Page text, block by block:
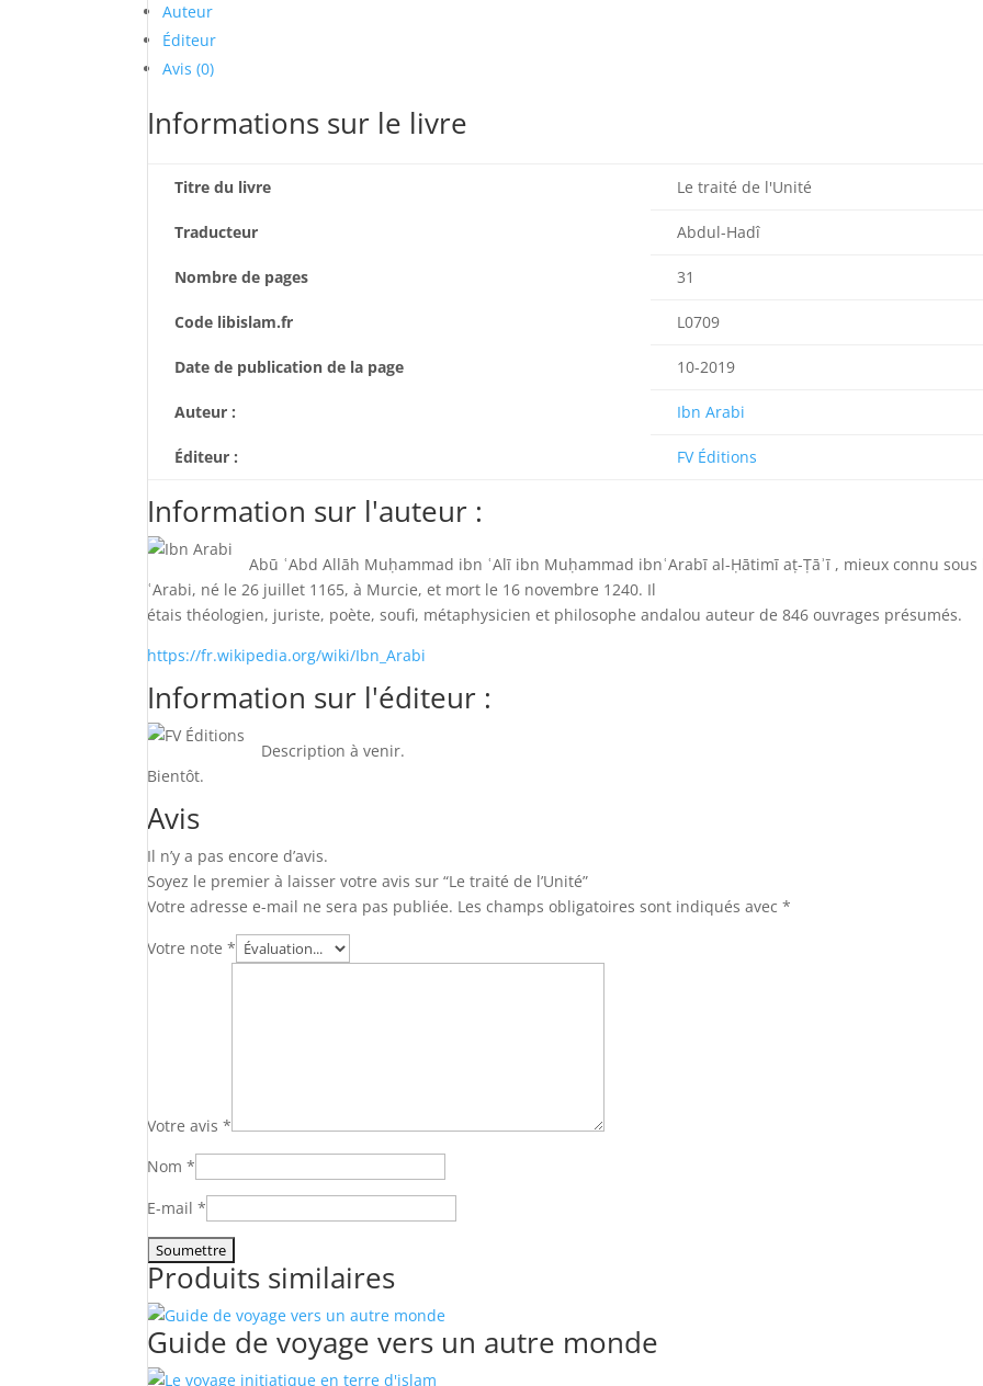
Auteur
Éditeur
Avis (0)
Informations sur le livre
Titre du livre Le traité de l'Unité
Traducteur Abdul-Hadî
Nombre de pages 31
Code libislam.fr L0709
Date de publication de la page 10-2019
Auteur : Ibn Arabi
Éditeur : FV Éditions
Information sur l'auteur :
Abū ʿAbd Allāh Muḥammad ibn ʿAlī ibn Muḥammad ibnʿArabī al-Ḥātimī aṭ-Ṭāʾī , mieux connu
ʿArabi, né le26 juillet 1165, à Murcie, et mort le 16 novembre 1240. Il
étais théologien, juriste, poète, soufi, métaphysicien et philosophe andalou auteur de 846 ouvrages présumés.
https://fr.wikipedia.org/wiki/Ibn_Arabi
Information sur l'éditeur :
Description à venir.
Bientôt.
Avis
Il n’y a pas encore d’avis.
Soyez le premier à laisser votre avis sur “Le traité de l’Unité”
Votre adresse e-mail ne sera pas publiée. Les champs obligatoires sont indiqués avec*
Votre note*
Votre avis*
Nom*
E-mail*
Produits similaires
Guide de voyage vers un autre monde